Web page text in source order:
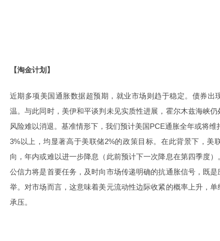
【淘金计划】
近期多项美国通胀数据超预期，就业市场则趋于稳定。债券出
温。与此同时，美伊和平谈判未见实质性进展，霍尔木兹海峡
风险难以消退。基准情形下，我们预计美国PCE通胀全年或将
3%以上，均显著高于美联储2%的政策目标。在此背景下，美
向，年内或难以进一步降息（此前预计下一次降息在第四季度
公信力将是首要任务，及时向市场传递明确的抗通胀信号，既
举。对市场而言，这意味着美元流动性边际收紧的概率上升，
承压。